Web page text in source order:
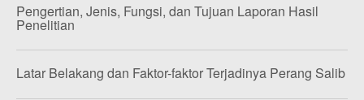
Pengertian, Jenis, Fungsi, dan Tujuan Laporan Hasil
Penelitian
Latar Belakang dan Faktor-faktor Terjadinya Perang Salib